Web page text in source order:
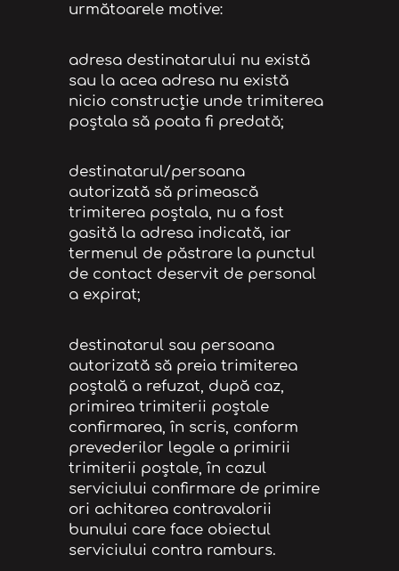
următoarele motive:
adresa destinatarului nu există
sau la acea adresa nu există
nicio construcție unde trimiterea
poștala să poata fi predată;
destinatarul/persoana
autorizată să primească
trimiterea poștala, nu a fost
gasită la adresa indicată, iar
termenul de păstrare la punctul
de contact deservit de personal
a expirat;
destinatarul sau persoana
autorizată să preia trimiterea
poștală a refuzat, după caz,
primirea trimiterii poștale
confirmarea, în scris, conform
prevederilor legale a primirii
trimiterii poștale, în cazul
serviciului confirmare de primire
ori achitarea contravalorii
bunului care face obiectul
serviciului contra ramburs.